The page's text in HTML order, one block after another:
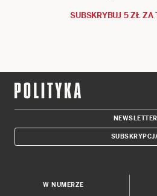
SUBSKRYBUJ 5 ZŁ ZA
NEWSLETTER
W NUMERZE